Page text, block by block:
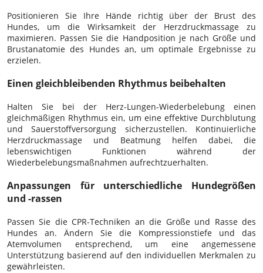
Positionieren Sie Ihre Hände richtig über der Brust des
Hundes, um die Wirksamkeit der Herzdruckmassage zu
maximieren. Passen Sie die Handposition je nach Größe und
Brustanatomie des Hundes an, um optimale Ergebnisse zu
erzielen.
Einen gleichbleibenden Rhythmus beibehalten
Halten Sie bei der Herz-Lungen-Wiederbelebung einen
gleichmäßigen Rhythmus ein, um eine effektive Durchblutung
und Sauerstoffversorgung sicherzustellen. Kontinuierliche
Herzdruckmassage und Beatmung helfen dabei, die
lebenswichtigen Funktionen während der
Wiederbelebungsmaßnahmen aufrechtzuerhalten.
Anpassungen für unterschiedliche Hundegrößen
und -rassen
Passen Sie die CPR-Techniken an die Größe und Rasse des
Hundes an. Ändern Sie die Kompressionstiefe und das
Atemvolumen entsprechend, um eine angemessene
Unterstützung basierend auf den individuellen Merkmalen zu
gewährleisten.